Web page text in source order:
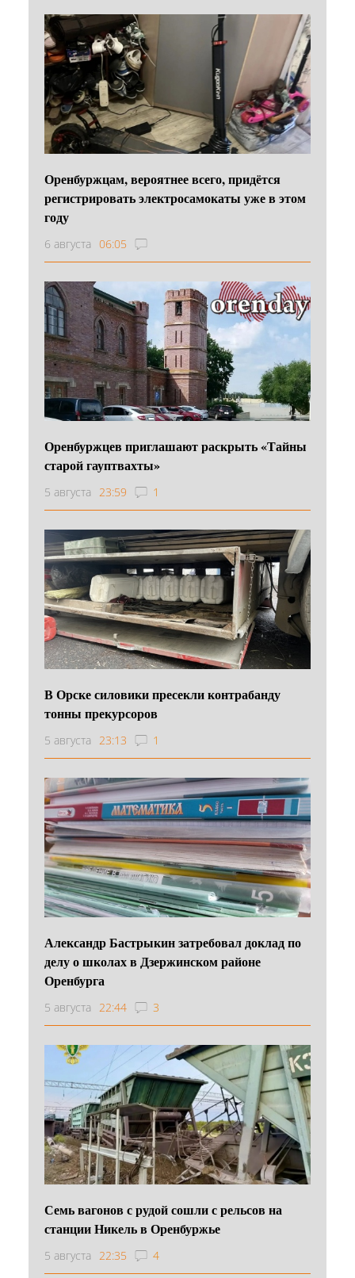
Оренбуржцам, вероятнее всего, придётся
регистрировать электросамокаты уже в этом
году
6 августа 06:05
Оренбуржцев приглашают раскрыть «Тайны
старой гауптвахты»
5 августа 23:59 1
В Орске силовики пресекли контрабанду
тонны прекурсоров
5 августа 23:13 1
Александр Бастрыкин затребовал доклад по
делу о школах в Дзержинском районе
Оренбурга
5 августа 22:44 3
Семь вагонов с рудой сошли с рельсов на
станции Никель в Оренбуржье
5 августа 22:35 4